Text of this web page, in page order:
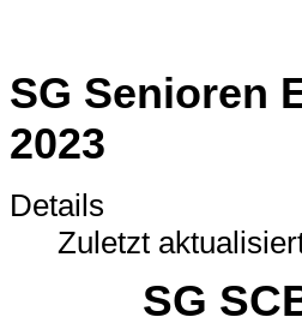
SG Senioren
2023
Details
Zuletzt
SG